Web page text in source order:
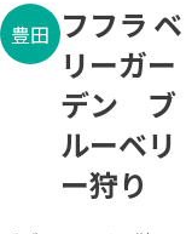
豊田 フフラ ベ
リーガー
デン ブ
ルーベリ
ー狩り